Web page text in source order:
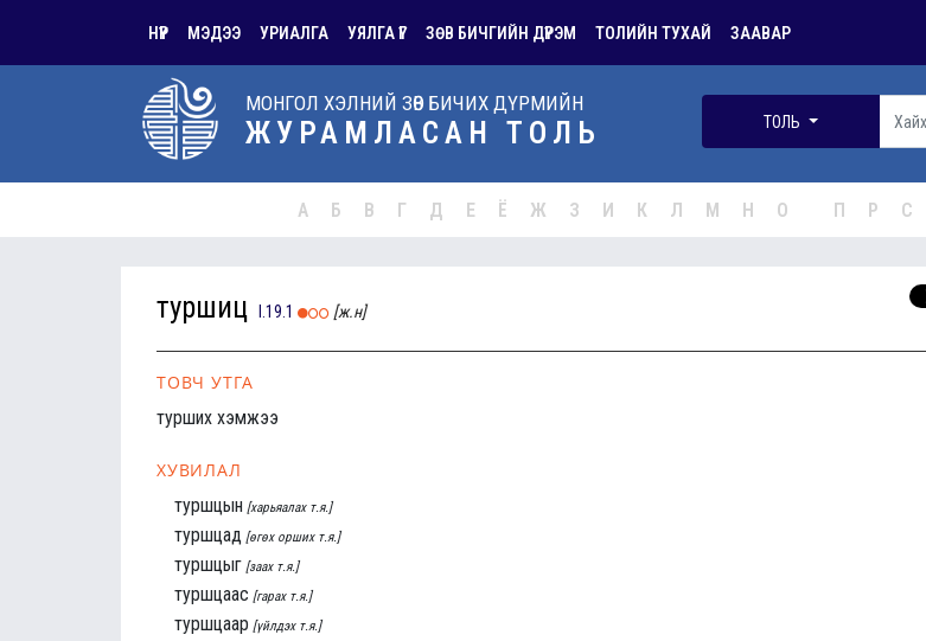
НҮҮР МЭДЭЭ УРИАЛГА УЯЛГА ҮГ ЗӨВ БИЧГИЙН ДҮРЭМ ТОЛИЙН ТУХАЙ ЗААВАР
МОНГОЛ ХЭЛНИЙ ЗӨВ БИЧИХ ДҮРМИЙН
ЖУРАМЛАСАН ТОЛЬ ТОЛЬ
А Б В Г Д Е Ё Ж З И К Л М Н О П Р С
туршиц I.19.1 [ж.н]
ТОВЧ УТГА
турших хэмжээ
ХУВИЛАЛ
туршцын [харьяалах т.я.]
туршцад [өгөх орших т.я.]
туршцыг [заах т.я.]
туршцаас [гарах т.я.]
туршцаар [үйлдэх т.я.]